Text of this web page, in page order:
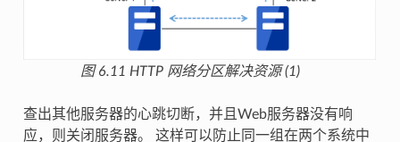
图 6.11 HTTP 网络分区解决资源 (1)
查出其他服务器的心跳切断，并且Web服务器没有响
应，则关闭服务器。 这样可以防止同一组在两个系统中